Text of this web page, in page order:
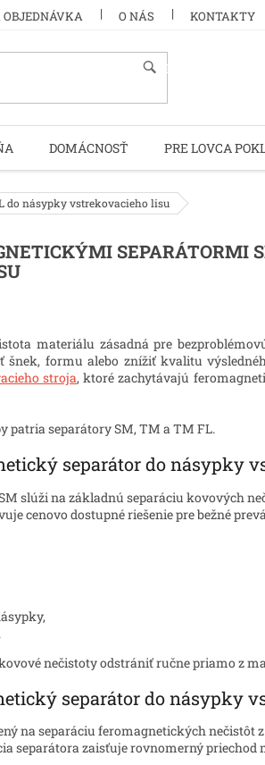
O NÁS KONTAKTY
HĽADAŤ
DOMÁCNOSŤ PRE LOVCA
do násypky vstrekovacieho lisu
SEPARÁTORMI
materiálu zásadná pre
šnek, formu alebo znížiť kvalitu
stroja, ktoré zachytávajú
patria separátory SM, TM a TM FL.
separátor do násypky
slúži na základnú separáciu kovových
cenovo dostupné riešenie pre bežné
nečistoty odstrániť ručne priamo z
separátor do násypky
na separáciu feromagnetických nečistôt
separátora zaisťuje rovnomerný priechod